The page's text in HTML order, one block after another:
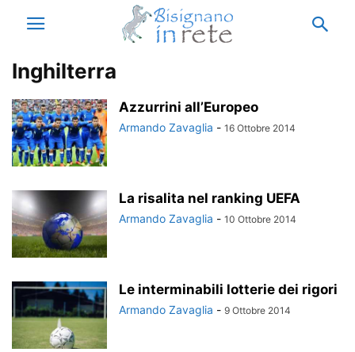
Inghilterra
Azzurrini all’Europeo
Armando Zavaglia - 16 Ottobre 2014
La risalita nel ranking UEFA
Armando Zavaglia - 10 Ottobre 2014
Le interminabili lotterie dei rigori
Armando Zavaglia - 9 Ottobre 2014